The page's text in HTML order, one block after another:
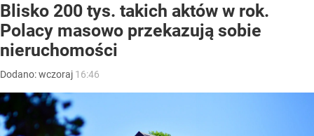
Blisko 200 tys. takich aktów w rok.
Polacy masowo przekazują sobie
nieruchomości
Dodano:wczoraj 16:46